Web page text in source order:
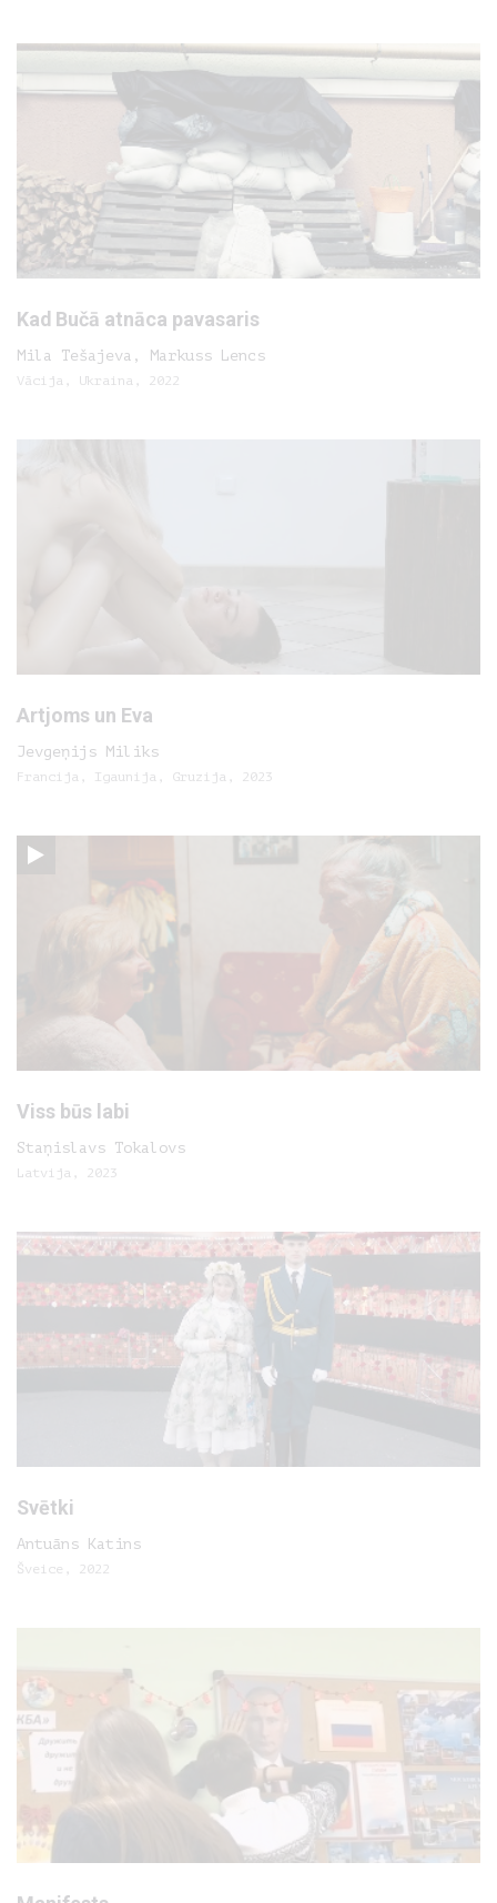
Kad Bučā atnāca pavasaris
Mila Tešajeva, Markuss Lencs
Vācija, Ukraina, 2022
Artjoms un Eva
Jevgeņijs Miliks
Francija, Igaunija, Gruzija, 2023
Viss būs labi
Staņislavs Tokalovs
Latvija, 2023
Svētki
Antuāns Katins
Šveice, 2022